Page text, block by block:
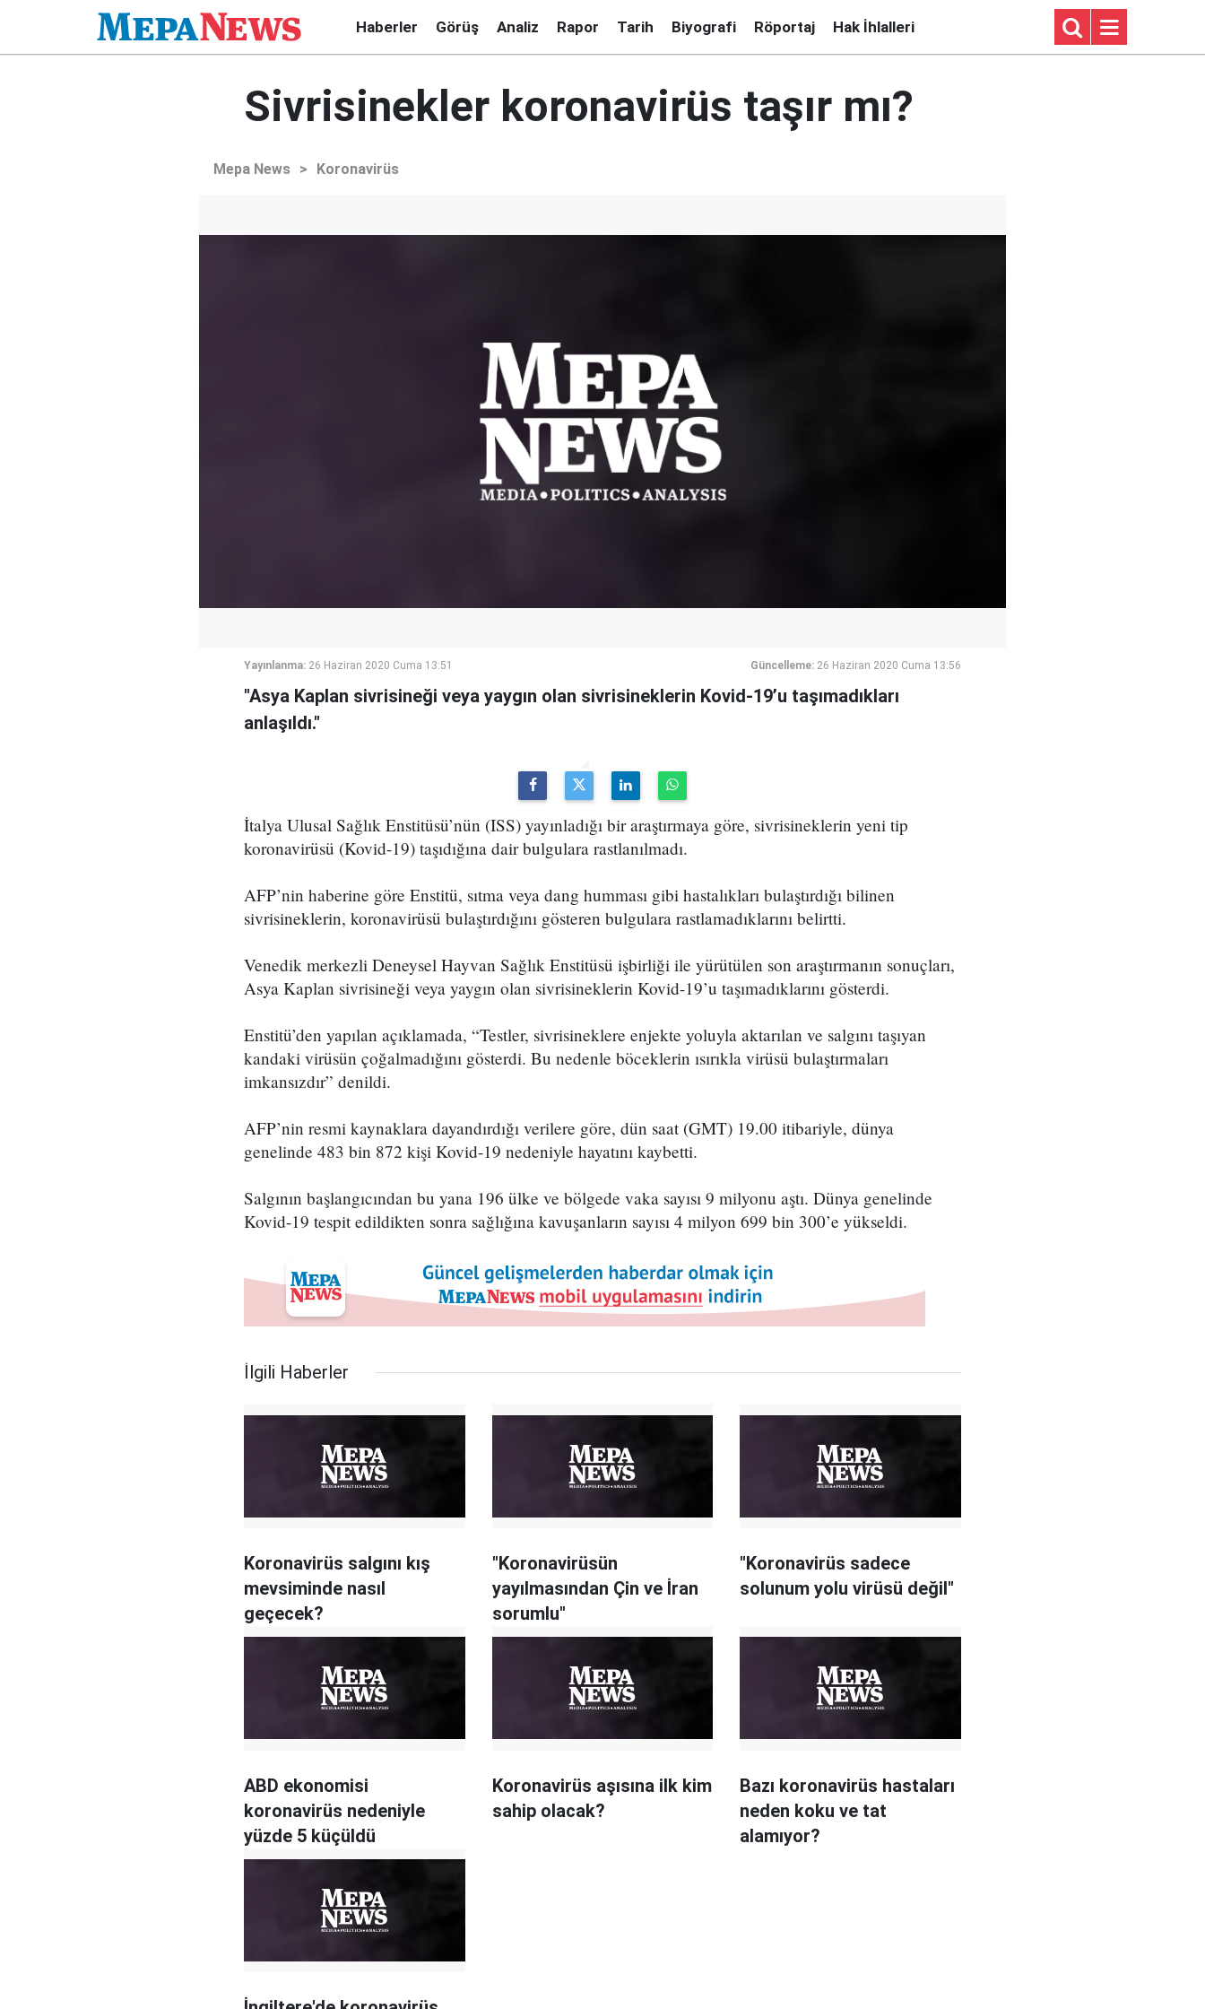
Haberler Görüş Analiz Rapor Tarih Biyografi Röportaj Hak İhlalleri
Sivrisinekler koronavirüs taşır mı?
Mepa News > Koronavirüs
Yayınlanma: 26 Haziran 2020 Cuma 13:51 Güncelleme: 26 Haziran 2020 Cuma 13:56
"Asya Kaplan sivrisineği veya yaygın olan sivrisineklerin Kovid-19’u taşımadıkları
anlaşıldı."
İtalya Ulusal Sağlık Enstitüsü’nün (ISS) yayınladığı bir araştırmaya göre, sivrisineklerin yeni tip
koronavirüsü (Kovid-19) taşıdığına dair bulgulara rastlanılmadı.
AFP’nin haberine göre Enstitü, sıtma veya dang humması gibi hastalıkları bulaştırdığı bilinen
sivrisineklerin, koronavirüsü bulaştırdığını gösteren bulgulara rastlamadıklarını belirtti.
Venedik merkezli Deneysel Hayvan Sağlık Enstitüsü işbirliği ile yürütülen son araştırmanın sonuçları,
Asya Kaplan sivrisineği veya yaygın olan sivrisineklerin Kovid-19’u taşımadıklarını gösterdi.
Enstitü’den yapılan açıklamada, “Testler, sivrisineklere enjekte yoluyla aktarılan ve salgını taşıyan
kandaki virüsün çoğalmadığını gösterdi. Bu nedenle böceklerin ısırıkla virüsü bulaştırmaları
imkansızdır” denildi.
AFP’nin resmi kaynaklara dayandırdığı verilere göre, dün saat (GMT) 19.00 itibariyle, dünya
genelinde 483 bin 872 kişi Kovid-19 nedeniyle hayatını kaybetti.
Salgının başlangıcından bu yana 196 ülke ve bölgede vaka sayısı 9 milyonu aştı. Dünya genelinde
Kovid-19 tespit edildikten sonra sağlığına kavuşanların sayısı 4 milyon 699 bin 300’e yükseldi.
İlgili Haberler
Koronavirüs salgını kış
mevsiminde nasıl
geçecek?
"Koronavirüsün
yayılmasından Çin ve İran
sorumlu"
"Koronavirüs sadece
solunum yolu virüsü değil"
ABD ekonomisi
koronavirüs nedeniyle
yüzde 5 küçüldü
Koronavirüs aşısına ilk kim
sahip olacak?
Bazı koronavirüs hastaları
neden koku ve tat
alamıyor?